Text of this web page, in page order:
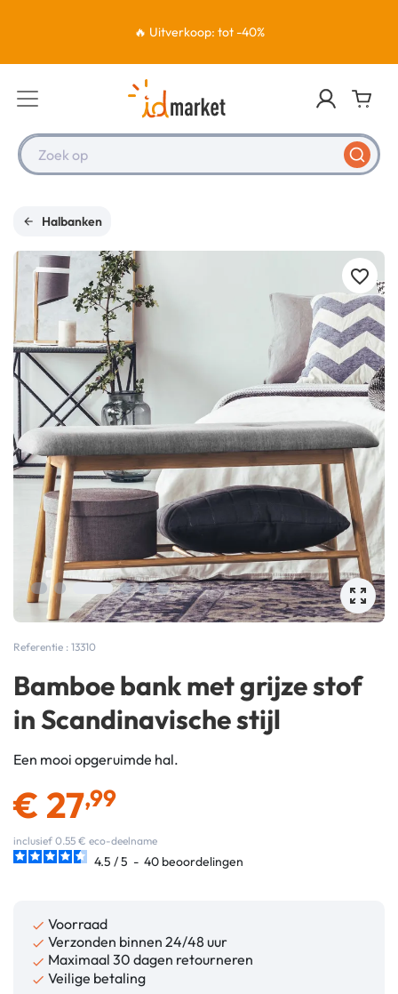
🔥 Uitverkoop: tot -40%
Zoek op
Halbanken
Referentie : 13310
Bamboe bank met grijze stof
in Scandinavische stijl
Een mooi opgeruimde hal.
€ 27,99
inclusief 0.55 € eco-deelname
4.5 /5 - 40 beoordelingen
 Voorraad
 Verzonden binnen 24/48 uur
 Maximaal 30 dagen retourneren
 Veilige betaling
favorite_border